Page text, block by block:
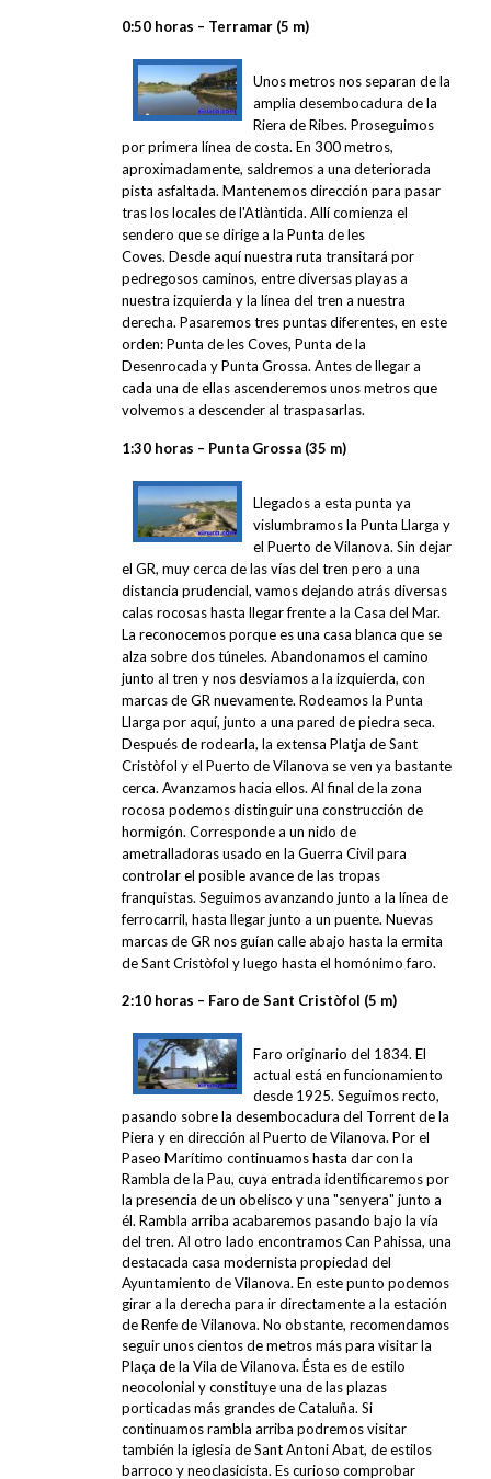
0:50 horas – Terramar (5 m)
Unos metros nos separan de la
amplia desembocadura de la
Riera de Ribes. Proseguimos
por primera línea de costa. En 300 metros,
aproximadamente, saldremos a una deteriorada
pista asfaltada. Mantenemos dirección para pasar
tras los locales de l'Atlàntida. Allí comienza el
sendero que se dirige a la Punta de les
Coves. Desde aquí nuestra ruta transitará por
pedregosos caminos, entre diversas playas a
nuestra izquierda y la línea del tren a nuestra
derecha. Pasaremos tres puntas diferentes, en este
orden: Punta de les Coves, Punta de la
Desenrocada y Punta Grossa. Antes de llegar a
cada una de ellas ascenderemos unos metros que
volvemos a descender al traspasarlas.
1:30 horas – Punta Grossa (35 m)
Llegados a esta punta ya
vislumbramos la Punta Llarga y
el Puerto de Vilanova. Sin dejar
el GR, muy cerca de las vías del tren pero a una
distancia prudencial, vamos dejando atrás diversas
calas rocosas hasta llegar frente a la Casa del Mar.
La reconocemos porque es una casa blanca que se
alza sobre dos túneles. Abandonamos el camino
junto al tren y nos desviamos a la izquierda, con
marcas de GR nuevamente. Rodeamos la Punta
Llarga por aquí, junto a una pared de piedra seca.
Después de rodearla, la extensa Platja de Sant
Cristòfol y el Puerto de Vilanova se ven ya bastante
cerca. Avanzamos hacia ellos. Al final de la zona
rocosa podemos distinguir una construcción de
hormigón. Corresponde a un nido de
ametralladoras usado en la Guerra Civil para
controlar el posible avance de las tropas
franquistas. Seguimos avanzando junto a la línea de
ferrocarril, hasta llegar junto a un puente. Nuevas
marcas de GR nos guían calle abajo hasta la ermita
de Sant Cristòfol y luego hasta el homónimo faro.
2:10 horas – Faro de Sant Cristòfol (5 m)
Faro originario del 1834. El
actual está en funcionamiento
desde 1925. Seguimos recto,
pasando sobre la desembocadura del Torrent de la
Piera y en dirección al Puerto de Vilanova. Por el
Paseo Marítimo continuamos hasta dar con la
Rambla de la Pau, cuya entrada identificaremos por
la presencia de un obelisco y una "senyera" junto a
él. Rambla arriba acabaremos pasando bajo la vía
del tren. Al otro lado encontramos Can Pahissa, una
destacada casa modernista propiedad del
Ayuntamiento de Vilanova. En este punto podemos
girar a la derecha para ir directamente a la estación
de Renfe de Vilanova. No obstante, recomendamos
seguir unos cientos de metros más para visitar la
Plaça de la Vila de Vilanova. Ésta es de estilo
neocolonial y constituye una de las plazas
porticadas más grandes de Cataluña. Si
continuamos rambla arriba podremos visitar
también la iglesia de Sant Antoni Abat, de estilos
barroco y neoclasicista. Es curioso comprobar